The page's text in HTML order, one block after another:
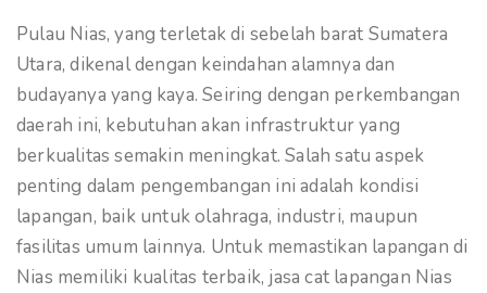
Pulau Nias, yang terletak di sebelah barat Sumatera
Utara, dikenal dengan keindahan alamnya dan
budayanya yang kaya. Seiring dengan perkembangan
daerah ini, kebutuhan akan infrastruktur yang
berkualitas semakin meningkat. Salah satu aspek
penting dalam pengembangan ini adalah kondisi
lapangan, baik untuk olahraga, industri, maupun
fasilitas umum lainnya. Untuk memastikan lapangan di
Nias memiliki kualitas terbaik, jasa cat lapangan Nias